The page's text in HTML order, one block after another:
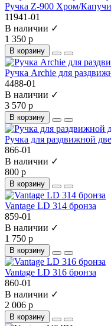
Ручка Z-900 Хром/
11941-01
В наличии ✓
1 350 р
В корзину
Ручка Archie для
4488-01
В наличии ✓
3 570 р
В корзину
Ручка для раздвижной
866-01
В наличии ✓
800 р
В корзину
Vantage LD 314 бронза
859-01
В наличии ✓
1 750 р
В корзину
Vantage LD 316 бронза
860-01
В наличии ✓
2 006 р
В корзину